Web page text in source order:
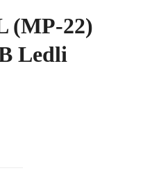
(MP-22)
Ledli